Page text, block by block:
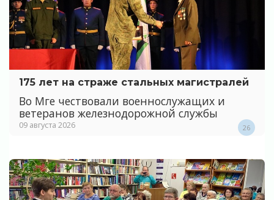
175 лет на страже стальных магистралей
Во Мге чествовали военнослужащих и
ветеранов железнодорожной службы
09 августа 2026 26